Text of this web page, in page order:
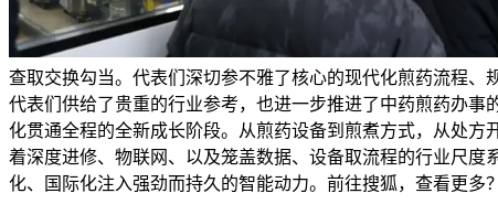
查取交换勾当。代表们深切参不雅了核心的现代化煎药流程
代表们供给了贵重的行业参考，也进一步推进了中药煎药办
化贯通全程的全新成长阶段。从煎药设备到煎煮方式，从处
着深度进修、物联网、以及笼盖数据、设备取流程的行业尺度
化、国际化注入强劲而持久的智能动力。前往搜狐，查看更多？